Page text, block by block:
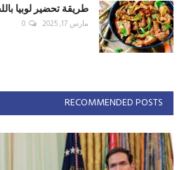
طريقة تحضير لوبيا
مارس 17, 2025 0
RECOMMENDED POSTS